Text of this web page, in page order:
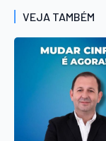
VEJA TAMBÉM